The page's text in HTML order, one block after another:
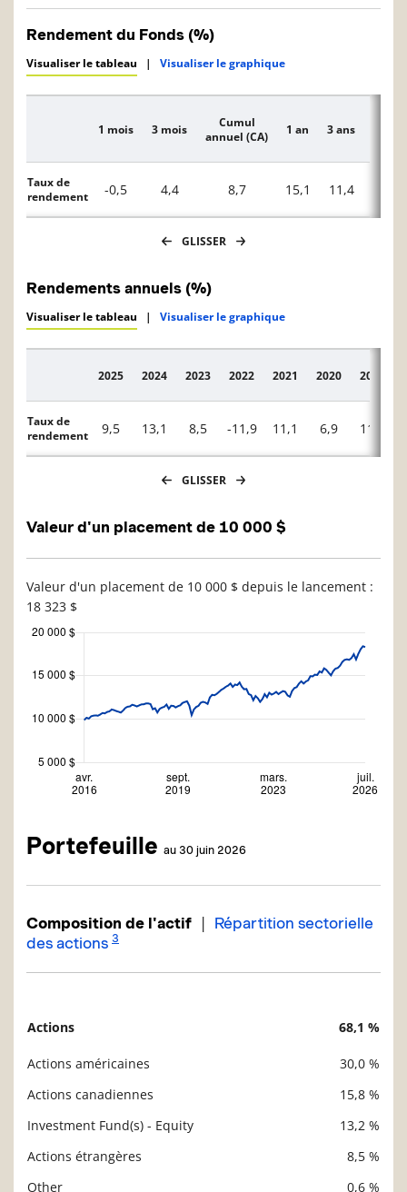
Rendement du Fonds (%)
Visualiser le tableau | Visualiser le graphique
Description
1 mois 3 mois
Cumul
annuel (CA)
1 an 3 ans
Taux de
rendement
-0,5 4,4 8,7 15,1 11,4
GLISSER
Rendements annuels (%)
Visualiser le tableau | Visualiser le graphique
Description
2025 2024 2023 2022 2021 2020 2019
Taux de
rendement
9,5 13,1 8,5 -11,9 11,1 6,9 11,2
GLISSER
Valeur d'un placement de 10 000 $
Valeur d'un placement de 10 000 $ depuis le lancement :
18 323 $
Portefeuille au 30 juin 2026
Composition de l'actif | Répartition sectorielle
des actions 3
Actions 68,1 %
Actions américaines
30,0 %
Actions canadiennes
15,8 %
Investment Fund(s) - Equity
13,2 %
Actions étrangères
8,5 %
Other
0,6 %